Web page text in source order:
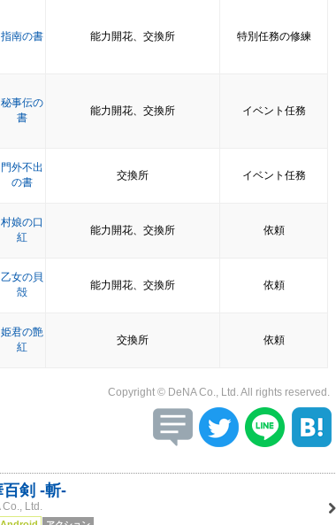
指南の書 能力開花、交換所 特別任務の修練
秘事伝の
書
能力開花、交換所 イベント任務
門外不出
の書
交換所 イベント任務
村娘の口
紅
能力開花、交換所 依頼
乙女の貝
殻
能力開花、交換所 依頼
姫君の艶
紅
交換所 依頼
Copyright © DeNA Co., Ltd. All rights reserved.
百剣 -斬-
Co., Ltd.